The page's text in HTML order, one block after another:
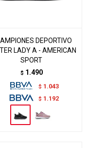
DEPORTIVO
LADY A - AMERICAN
SPORT
$ 1.490
$ 1.043
$ 1.192